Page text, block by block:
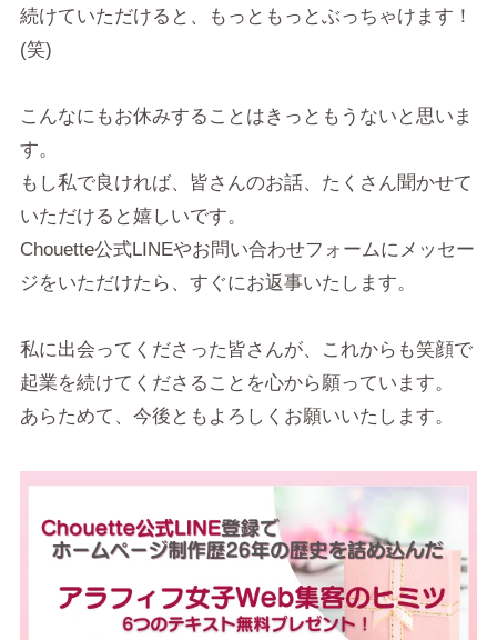
続けていただけると、もっともっとぶっちゃけます！
(笑)
こんなにもお休みすることはきっともうないと思いま
す。
もし私で良ければ、皆さんのお話、たくさん聞かせて
いただけると嬉しいです。
Chouette公式LINEやお問い合わせフォームにメッセー
ジをいただけたら、すぐにお返事いたします。
私に出会ってくださった皆さんが、これからも笑顔で
起業を続けてくださることを心から願っています。
あらためて、今後ともよろしくお願いいたします。